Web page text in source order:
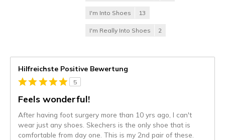
I'm Into Shoes 13
I'm Really Into Shoes 2
Hilfreichste Positive Bewertung
5
Feels wonderful!
After having foot surgery more than 10 yrs ago, I can't
wear just any shoes. Skechers is the only shoe that is
comfortable from day one. This is my 2nd pair of these.